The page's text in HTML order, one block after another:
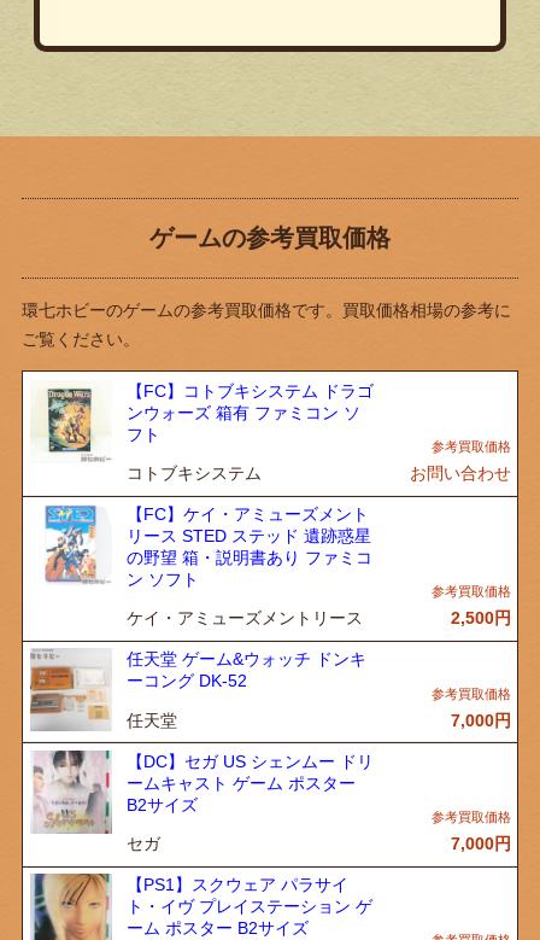
ゲームの参考買取価格
環七ホビーのゲームの参考買取価格です。買取価格相場の参考に
ご覧ください。
【FC】コトブキシステム ドラゴ
ンウォーズ 箱有 ファミコン ソ
フト
コトブキシステム お問い合わせ
【FC】ケイ・アミューズメント
リース STED ステッド 遺跡惑星
の野望 箱・説明書あり ファミコ
ン ソフト
ケイ・アミューズメントリース 2,500円
任天堂 ゲーム&ウォッチ ドンキ
ーコング DK-52
任天堂 7,000円
【DC】セガ US シェンムー ドリ
ームキャスト ゲーム ポスター
B2サイズ
セガ 7,000円
【PS1】スクウェア パラサイ
ト・イヴ プレイステーション ゲ
ーム ポスター B2サイズ